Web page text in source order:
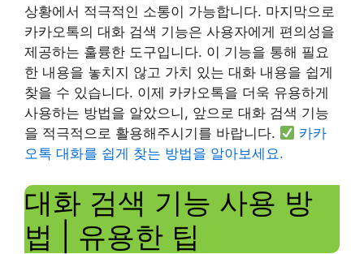
상황에서 적극적인 소통이 가능합니다. 마지막으로
카카오톡의 대화 검색 기능은 사용자에게 편의성을
제공하는 훌륭한 도구입니다. 이 기능을 통해 필요
한 내용을 놓치지 않고 가치 있는 대화 내용을 쉽게
찾을 수 있습니다. 이제 카카오톡을 더욱 유용하게
사용하는 방법을 알았으니, 앞으로 대화 검색 기능
을 적극적으로 활용해주시기를 바랍니다.
카카
오톡 대화를 쉽게 찾는 방법을 알아보세요.
대화 검색 기능 사용 방
법 | 유용한 팁